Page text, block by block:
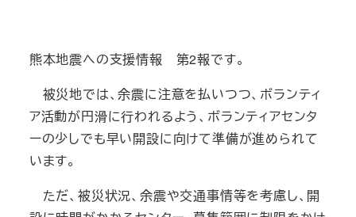
熊本地震への支援情報 第2報です。
被災地では、余震に注意を払いつつ、ボランティ
ア活動が円滑に行われるよう、ボランティアセンタ
ーの少しでも早い開設に向けて準備が進められて
います。
ただ、被災状況、余震や交通事情等を考慮し、開